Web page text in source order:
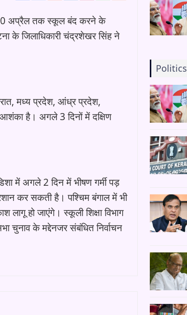
30 अप्रैल तक स्कूल बंद करने के
के जिलाधिकारी चंद्रशेखर सिंह ने
मध्य प्रदेश, आंध्र प्रदेश,
आशंका है। अगले 3 दिनों में दक्षिण
में अगले 2 दिन में भीषण गर्मी पड़
कर सकती है। पश्चिम बंगाल में भी
लागू हो जाएंगे। स्कूली शिक्षा विभाग
चुनाव के मद्देनजर संबंधित निर्वाचन
Politics